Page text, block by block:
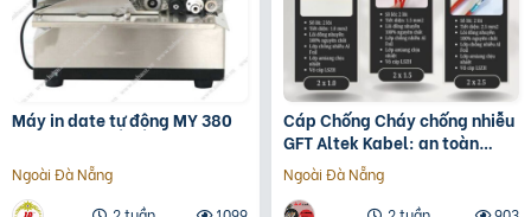
Máy in date tự động MY 380
Ngoài Đà Nẵng
Cáp Chống Cháy chống nhiễu
GFT Altek Kabel: an toàn
trong nhiệt độ cao
Ngoài Đà Nẵng